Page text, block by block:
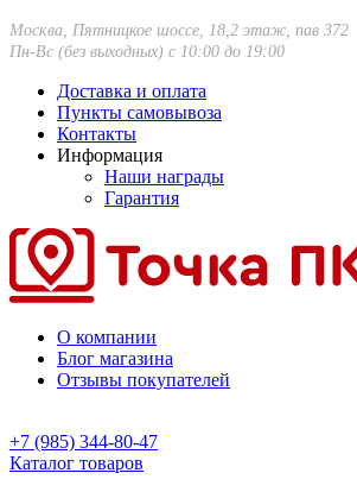
Москва, Пятницкое шоссе, 18,2 этаж, пав 372
Пн-Вс (без выходных) с 10:00 до 19:00
Доставка и оплата
Пункты самовывоза
Контакты
Информация
Наши награды
Гарантия
О компании
Блог магазина
Отзывы покупателей
+7 (985) 344-80-47
Каталог товаров